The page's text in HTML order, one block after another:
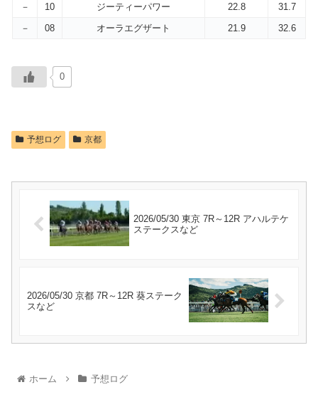
－
10 ジーティーパワー 22.8
31.7
－
08 オーラエグザート 21.9 32.6
0
予想ログ 京都
2026/05/30 東京 7R～12R アハルテケ
ステークスなど
2026/05/30 京都 7R～12R 葵ステーク
スなど
ホーム 予想ログ